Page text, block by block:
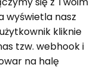
wyświetla nasz
kliknie
tzw. webhook i
na halę